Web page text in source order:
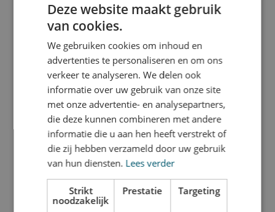
eigen ontwerp/print
Kies een eigen vorm en
Twee varianten: extra
sterk en beschrijfbaar
Personaliseer
Whiteboards of memoborden
Beschrijving
Personaliseer whiteboards of memoborden met zelf ontworpen
Deze website maakt gebruik
van cookies.
We gebruiken cookies om inhoud en
advertenties te personaliseren en om ons
verkeer te analyseren. We delen ook
informatie over uw gebruik van onze site
met onze advertentie- en analysepartners,
die deze kunnen combineren met andere
informatie die u aan hen heeft verstrekt of
die zij hebben verzameld door uw gebruik
van hun diensten. Lees verder
Strikt
noodzakelijk
Prestatie Targeting